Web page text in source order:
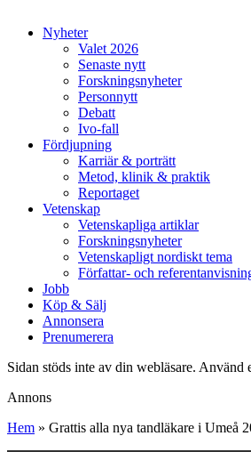
Nyheter
Valet 2026
Senaste nytt
Forskningsnyheter
Personnytt
Debatt
Ivo-fall
Fördjupning
Karriär & porträtt
Metod, klinik & praktik
Reportaget
Vetenskap
Vetenskapliga artiklar
Forskningsnyheter
Vetenskapligt nordiskt tema
Författar- och
Jobb
Köp & Sälj
Annonsera
Prenumerera
Sidan stöds inte av din webläsare.
Annons
Hem » Grattis alla nya tandläkare i Umeå